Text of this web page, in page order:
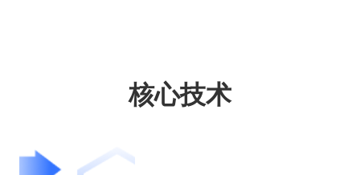
核心技术